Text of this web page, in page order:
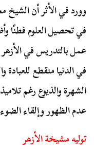
وورد في الأثر أن الشيخ
في تحصيل العلوم فطنًا
عمل بالتدريس في
في الدنيا منقطع
الشهرة والذيوع رغم
عدم الظهور وإلقاء
توليه مشيخة الأزهر